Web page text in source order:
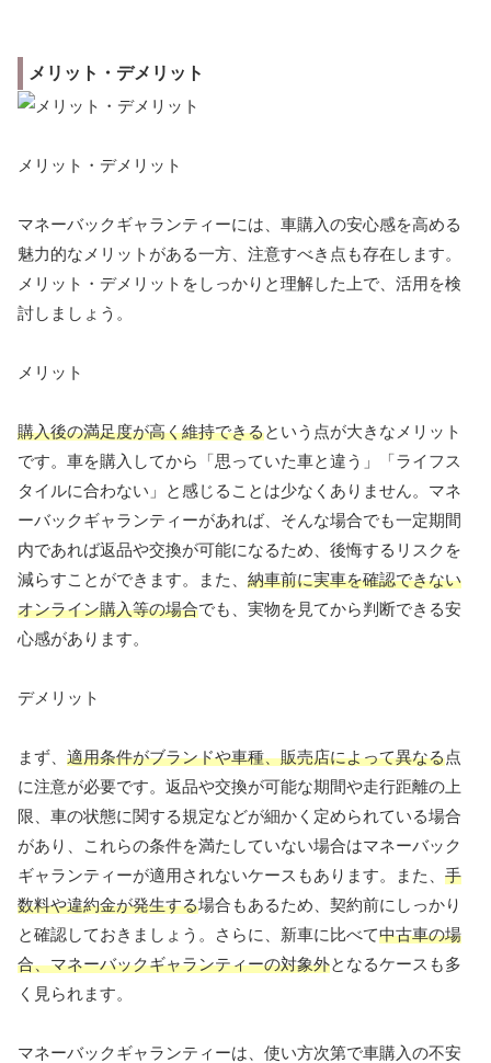
メリット・デメリット
メリット・デメリット
マネーバックギャランティーには、車購入の安心感を高める
魅力的なメリットがある一方、注意すべき点も存在します。
メリット・デメリットをしっかりと理解した上で、活用を検
討しましょう。
メリット
購入後の満足度が高く維持できるという点が大きなメリット
です。車を購入してから「思っていた車と違う」「ライフス
タイルに合わない」と感じることは少なくありません。マネ
ーバックギャランティーがあれば、そんな場合でも一定期間
内であれば返品や交換が可能になるため、後悔するリスクを
減らすことができます。また、 納車前に実車を確認できない
オンライン購入等の場合でも、実物を見てから判断できる安
心感があります。
デメリット
まず、 適用条件がブランドや車種、販売店によって異なる点
に注意が必要です。返品や交換が可能な期間や走行距離の上
限、車の状態に関する規定などが細かく定められている場合
があり、これらの条件を満たしていない場合はマネーバック
ギャランティーが適用されないケースもあります。また、 手
数料や違約金が発生する場合もあるため、契約前にしっかり
と確認しておきましょう。さらに、新車に比べて中古車の場
合、マネーバックギャランティーの対象外となるケースも多
く見られます。
マネーバックギャランティーは、使い方次第で車購入の不安